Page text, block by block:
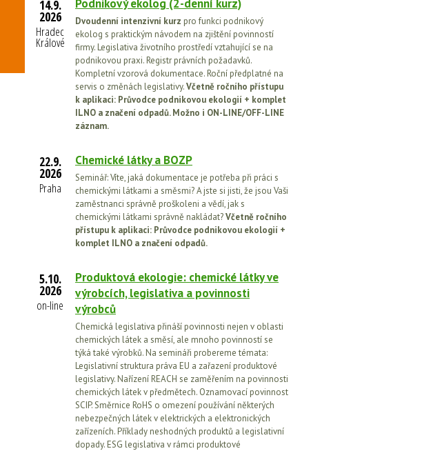
14.9.
2026
Hradec
Králové
Podnikový ekolog (2-denní kurz)
Dvoudenní intenzivní kurz pro funkci podnikový
ekolog s praktickým návodem na zjištění povinností
firmy. Legislativa životního prostředí vztahující se na
podnikovou praxi. Registr právních požadavků.
Kompletní vzorová dokumentace. Roční předplatné na
servis o změnách legislativy.Včetně ročního přístupu
k aplikaci: Průvodce podnikovou ekologií + komplet
ILNO a značení odpadů. Možno i ON-LINE/OFF-LINE
záznam.
22.9.
2026
Praha
Chemické látky a BOZP
Seminář: Víte, jaká dokumentace je potřeba při práci s
chemickými látkami a směsmi? A jste si jisti, že jsou Vaši
zaměstnanci správně proškoleni a vědí, jak s
chemickými látkami správně nakládat?Včetně ročního
přístupu k aplikaci: Průvodce podnikovou ekologií +
komplet ILNO a značení odpadů.
5.10.
2026
on-line
Produktová ekologie: chemické látky ve
výrobcích, legislativa a povinnosti
výrobců
Chemická legislativa přináší povinnosti nejen v oblasti
chemických látek a směsí, ale mnoho povinností se
týká také výrobků. Na semináři probereme témata:
Legislativní struktura práva EU a zařazení produktové
legislativy. Nařízení REACH se zaměřením na povinnosti
chemických látek v předmětech. Oznamovací povinnost
SCIP. Směrnice RoHS o omezení používání některých
nebezpečných látek v elektrických a elektronických
zařízeních. Příklady neshodných produktů a legislativní
dopady. ESG legislativa v rámci produktové